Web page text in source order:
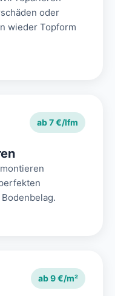
oder
wieder Topform
ab 7 €/lfm
ab 9 €/m²